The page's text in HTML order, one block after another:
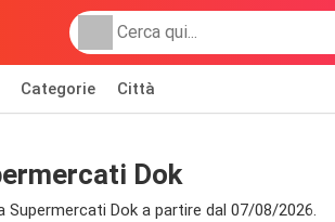
Categorie Città
Dok
Dok a partire dal 07/08/2026.